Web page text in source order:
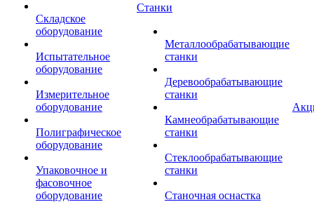
Складское
оборудование
Испытательное
оборудование
Измерительное
оборудование
Полиграфическое
оборудование
Упаковочное и
фасовочное
оборудование
Станки
Металлообрабатывающие
станки
Деревообрабатывающие
станки
Камнеобрабатывающие
станки
Стеклообрабатывающие
станки
Станочная оснастка